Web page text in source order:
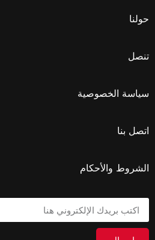
حولنا
تنصل
سياسة الخصوصية
اتصل بنا
الشروط والأحكام